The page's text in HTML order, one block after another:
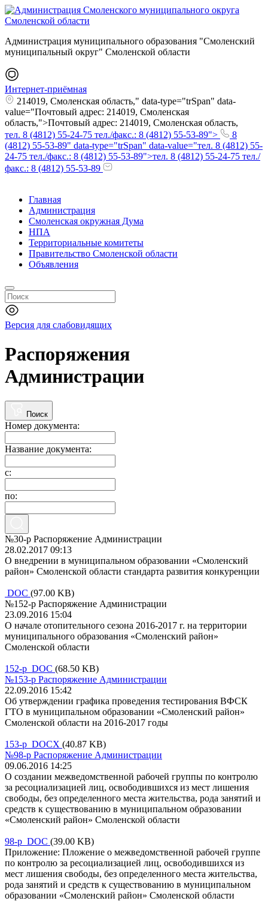
Администрация муниципального образования "Смоленский
муниципальный округ" Смоленской области
Интернет-приёмная
214019, Смоленская область," data-type="trSpan" data-
value="Почтовый адрес: 214019, Смоленская
область,">Почтовый адрес: 214019, Смоленская область,
тел. 8 (4812) 55-24-75 тел./факс.: 8 (4812) 55-53-89">
8
(4812) 55-53-89" data-type="trSpan" data-value="тел. 8 (4812) 55-
24-75 тел./факс.: 8 (4812) 55-53-89">тел. 8 (4812) 55-24-75 тел./
факс.: 8 (4812) 55-53-89
Главная
Администрация
Смоленская окружная Дума
НПА
Территориальные комитеты
Правительство Смоленской области
Объявления
Версия для слабовидящих
Распоряжения
Администрации
Поиск
Номер документа:
Название документа:
с:
по:
№30-р Распоряжение Администрации
28.02.2017 09:13
О внедрении в муниципальном образовании «Смоленский
район» Смоленской области стандарта развития конкуренции
DOC (97.00 KB)
№152-р Распоряжение Администрации
23.09.2016 15:04
О начале отопительного сезона 2016-2017 г. на территории
муниципального образования «Смоленский район»
Смоленской области
152-р DOC (68.50 KB)
№153-р Распоряжение Администрации
22.09.2016 15:42
Об утверждении графика проведения тестирования ВФСК
ГТО в муниципальном образовании «Смоленский район»
Смоленской области на 2016-2017 годы
153-р DOCX (40.87 KB)
№98-р Распоряжение Администрации
09.06.2016 14:25
О создании межведомственной рабочей группы по контролю
за ресоциализацией лиц, освободившихся из мест лишения
свободы, без определенного места жительства, рода занятий и
средств к существованию в муниципальном образовании
«Смоленский район» Смоленской области
98-р DOC (39.00 KB)
Приложение: Пложение о межведомственной рабочей группе
по контролю за ресоциализацией лиц, освободившихся из
мест лишения свободы, без определенного места жительства,
рода занятий и средств к существованию в муниципальном
образовании «Смоленский район» Смоленской области